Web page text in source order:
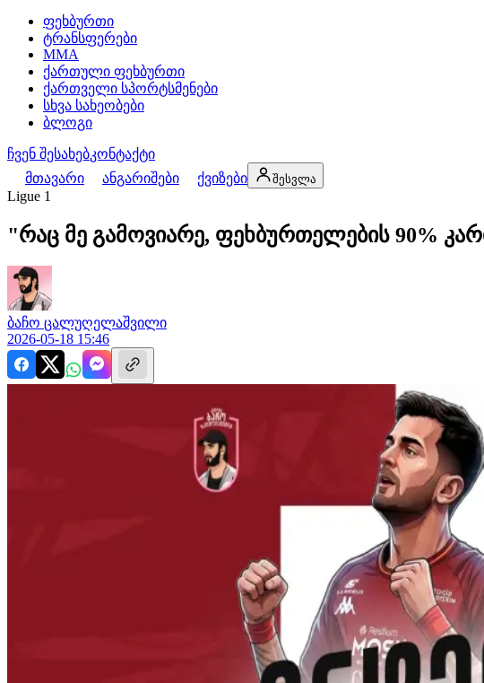
ფეხბურთი
ტრანსფერები
MMA
ქართული ფეხბურთი
ქართველი სპორტსმენები
სხვა სახეობები
ბლოგი
ჩვენ შესახებკონტაქტი
მთავარი
ანგარიშები ქვიზები შესვლა
Ligue 1
"რაც მე გამოვიარე, ფეხბურთელების 90%
ბაჩო ცალუღელაშვილი
2026-05-18 15:46